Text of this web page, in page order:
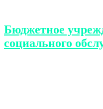
Бюджетное
социального